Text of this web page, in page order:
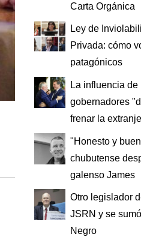
Carta Orgánica
Ley de
Privada: cómo
patagónicos
La influencia
gobernadores
frenar la
"Honesto y
chubutense
galenso James
Otro legislador
JSRN y se
Negro